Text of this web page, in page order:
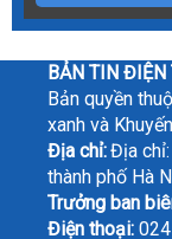
BẢN TIN ĐIỆN
Bản quyền
xanh và
Địa chỉ:Địa
thành phố Hà
Trưởng ban
Điện thoại: